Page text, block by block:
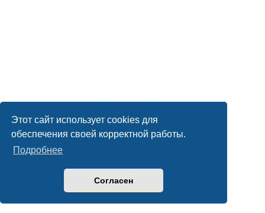
Этот сайт использует cookies для
обеспечения своей корректной работы.
Подробнее
Согласен